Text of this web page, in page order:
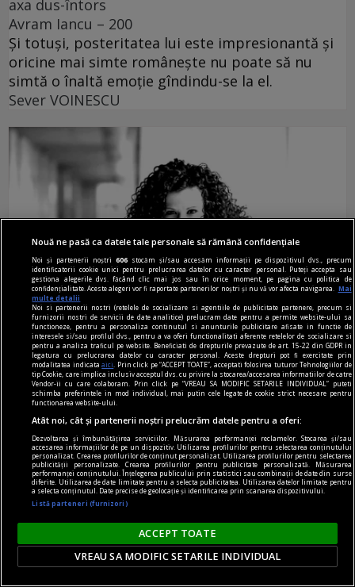
axa dus-întors
Avram Iancu – 200
Și totuși, posteritatea lui este impresionantă și
oricine mai simte românește nu poate să nu
simtă o înaltă emoție gîndindu-se la el.
Sever VOINESCU
accent pe istorie
Lech Walesa, din istorie și din prezent
Stocul pare limitat, istoria continuă.
Mihaela SIMINA
Nouă ne pasă ca datele tale personale să rămână confidențiale
Noi și partenerii noștri606 stocăm și/sau accesăm informații pe dispozitivul dvs., precum
identificatorii cookie unici pentru prelucrarea datelor cu caracter personal. Puteți accepta sau
gestiona alegerile dvs. făcând clic mai jos sau în orice moment, pe pagina cu politica de
confidențialitate. Aceste alegeri vor fi raportate partenerilor noștri și nu vă vor afecta navigarea.
Mai
multe detalii
Noi si partenerii nostri (retelele de socializare si agentiile de publicitate partenere, precum si
furnizorii nostri de servicii de date analitice) prelucram date pentru a permite website-ului sa
functioneze, pentru a personaliza continutul si anunturile publicitare afisate in functie de
interesele si/sau profilul dvs., pentru a va oferi functionalitati aferente retelelor de socializare si
pentru a analiza traficul pe website. Beneficiati de drepturile prevazute de art. 15-22 din GDPR in
legatura cu prelucrarea datelor cu caracter personal. Aceste drepturi pot fi exercitate prin
modalitatea indicataaici
. Prin click pe “ACCEPT TOATE”, acceptati folosirea tuturor Tehnologiilor de
tip Cookie, care implica inclusiv acceptul dvs. cu privire la stocarea/accesarea informatiilor de catre
Vendor-ii cu care colaboram. Prin click pe “VREAU SA MODIFIC SETARILE INDIVIDUAL” puteti
schimba preferintele in mod individual, mai putin cele legate de cookie strict necesare pentru
functionarea website-ului.
Atât noi, cât și partenerii noștri prelucrăm datele pentru a oferi:
Dezvoltarea și îmbunătățirea serviciilor. Măsurarea performanței reclamelor. Stocarea și/sau
accesarea informațiilor de pe un dispozitiv. Utilizarea profilurilor pentru selectarea conținutului
personalizat. Crearea profilurilor de conținut personalizat. Utilizarea profilurilor pentru selectarea
publicității personalizate. Crearea profilurilor pentru publicitate personalizată. Măsurarea
performanței conținutului. Înțelegerea publicului prin statistici sau combinații de date din surse
diferite. Utilizarea de date limitate pentru a selecta publicitatea. Utilizarea datelor limitate pentru
a selecta conținutul. Date precise de geolocație și identificarea prin scanarea dispozitivului.
Listă parteneri (furnizori)
ACCEPT TOATE
VREAU SA MODIFIC SETARILE INDIVIDUAL